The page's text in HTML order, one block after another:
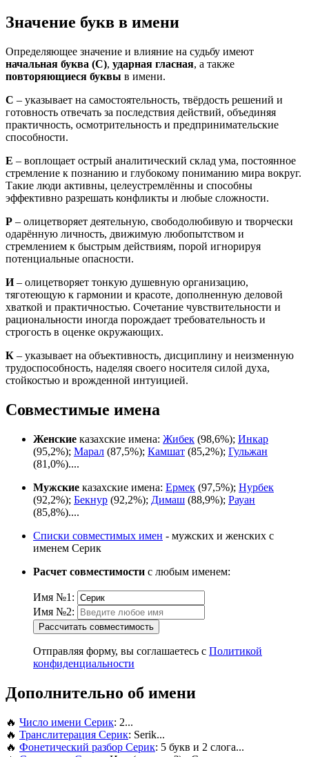
Значение букв в имени
Определяющее значение и влияние на судьбу имеют
начальная буква (С), ударная гласная, а также
повторяющиеся буквы в имени.
С – указывает на самостоятельность, твёрдость решений и
готовность отвечать за последствия действий, объединяя
практичность, осмотрительность и предпринимательские
способности.
Е – воплощает острый аналитический склад ума, постоянное
стремление к познанию и глубокому пониманию мира вокруг.
Такие люди активны, целеустремлённы и способны
эффективно разрешать конфликты и любые сложности.
Р – олицетворяет деятельную, свободолюбивую и творчески
одарённую личность, движимую любопытством и
стремлением к быстрым действиям, порой игнорируя
потенциальные опасности.
И– олицетворяет тонкую душевную организацию,
тяготеющую к гармонии и красоте, дополненную деловой
хваткой и практичностью. Сочетание чувствительности и
рациональности иногда порождает требовательность и
строгость в оценке окружающих.
К – указывает на объективность, дисциплину и неизменную
трудоспособность, наделяя своего носителя силой духа,
стойкостью и врожденной интуицией.
Совместимые имена
Женские казахские имена: Жибек (98,6%); Инкар
(95,2%); Марал (87,5%); Камшат (85,2%); Гульжан
(81,0%)....
Мужские казахские имена: Ермек (97,5%); Нурбек
(92,2%); Бекнур (92,2%); Димаш (88,9%); Рауан
(85,8%)....
Списки совместимых имен - мужских и женских с
именем Серик
Расчет совместимости с любым именем:
Имя №1:
Имя №2:
Рассчитать совместимость
Отправляя форму, вы соглашаетесь с Политикой
конфиденциальности
Дополнительно об имени
🔥 Число имени Серик: 2...
🔥 Транслитерация Серик: Serik...
🔥 Фонетический разбор Серик: 5 букв и 2 слога...